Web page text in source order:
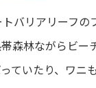
バリアリーフ
森林ながらビ
ていたり、ワニ